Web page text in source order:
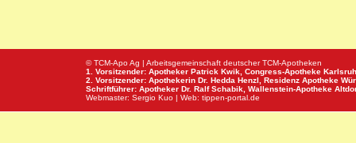
© TCM-Apo Ag | Arbeitsgemeinschaft deutscher TCM-Apotheken
1. Vorsitzender: Apotheker Patrick Kwik, Congress-Apotheke
2. Vorsitzender: Apothekerin Dr. Hedda Henzl, Residenz Apotheke
Schriftführer: Apotheker Dr. Ralf Schabik, Wallenstein-Apotheke
Webmaster: Sergio Kuo | Web: tippen-portal.de